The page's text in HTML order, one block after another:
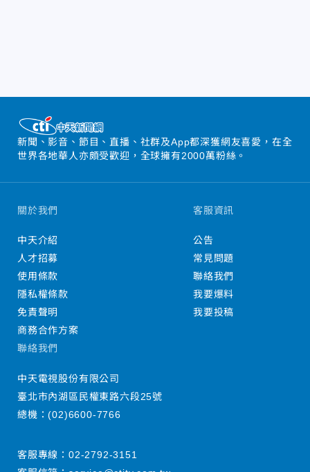
新聞、影音、節目、直播、社群及App都深獲網友喜愛，在全
世界各地華人亦頗受歡迎，全球擁有2000萬粉絲。
關於我們
中天介紹
人才招募
使用條款
隱私權條款
免責聲明
商務合作方案
客服資訊
公告
常見問題
聯絡我們
我要爆料
我要投稿
聯絡我們
中天電視股份有限公司
臺北市內湖區民權東路六段25號
總機：(02)6600-7766
客服專線： 02-2792-3151